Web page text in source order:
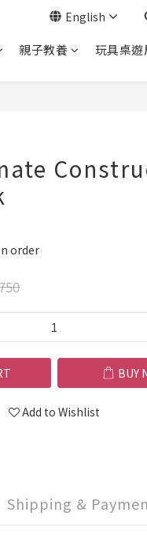
English
親子教養 玩具桌遊
order
BUY
Add to Wishlist
Shipping &